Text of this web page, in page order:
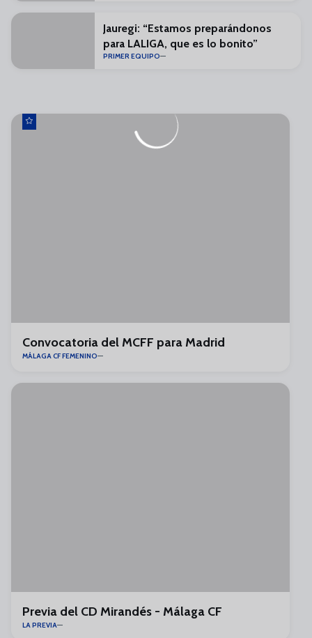
Jauregi: “Estamos preparándonos
para LALIGA, que es lo bonito”
PRIMER EQUIPO
Convocatoria del MCFF para Madrid
MÁLAGA CF FEMENINO
Previa del CD Mirandés - Málaga CF
LA PREVIA